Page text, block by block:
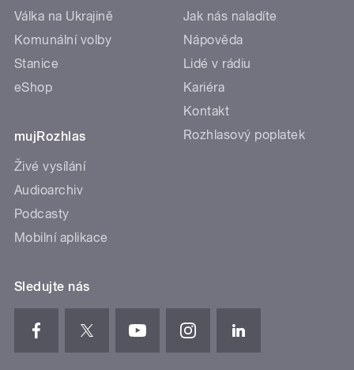
Válka na Ukrajině
Komunální volby
Stanice
eShop
mujRozhlas
Živé vysílání
Audioarchiv
Podcasty
Mobilní aplikace
Jak nás naladíte
Nápověda
Lidé v rádiu
Kariéra
Kontakt
Rozhlasový poplatek
Sledujte nás